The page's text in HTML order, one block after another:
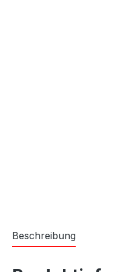
Beschreibung